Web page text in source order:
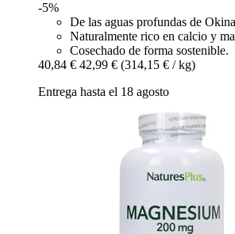
-5%
De las aguas profundas de
Naturalmente rico en calcio y
Cosechado de forma sostenible.
40,84 € 42,99 € (314,15 € / kg)
Entrega hasta el 18 agosto